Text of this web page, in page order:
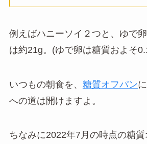
例えばハニーソイ２つと、ゆで
は約21g。(ゆで卵は糖質およそ
いつもの朝食を、 糖質オフパン
への道は開けますよ。
ちなみに2022年7月の時点の糖